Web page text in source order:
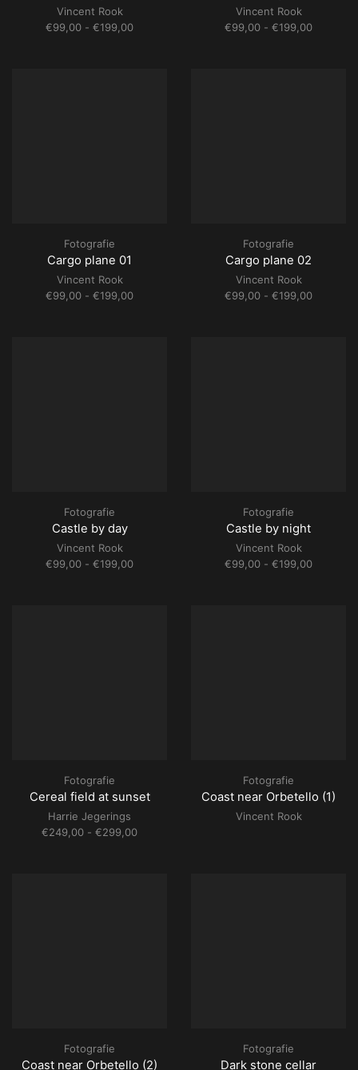
Vincent Rook
€99,00 - €199,00Prijsklasse:
Vincent Rook
€99,00 - €199,00
Fotografie
Cargo plane 01
Vincent Rook
€99,00 - €199,00Prijsklasse:
Fotografie
Cargo plane 02
Vincent Rook
€99,00 - €199,00
Fotografie
Castle by day
Vincent Rook
€99,00 - €199,00Prijsklasse:
Fotografie
Castle by night
Vincent Rook
€99,00 - €199,00
Fotografie
Cereal field at sunset
Harrie Jegerings
€249,00 - €299,00Prijsklasse:
Fotografie
Coast near Orbetello (1)
Vincent Rook
Fotografie
Coast near Orbetello (2)
Fotografie
Dark stone cellar